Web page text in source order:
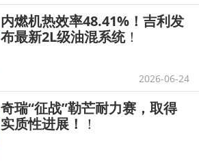
内燃机热效率48.41%！吉利发
布最新2L级油混系统！
2026-06-24
奇瑞“征战”勒芒耐力赛，取得
实质性进展！ ！